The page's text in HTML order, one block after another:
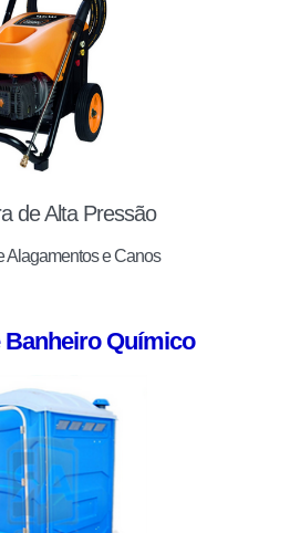
de Alta Pressão
Alagamentos e Canos
Químico